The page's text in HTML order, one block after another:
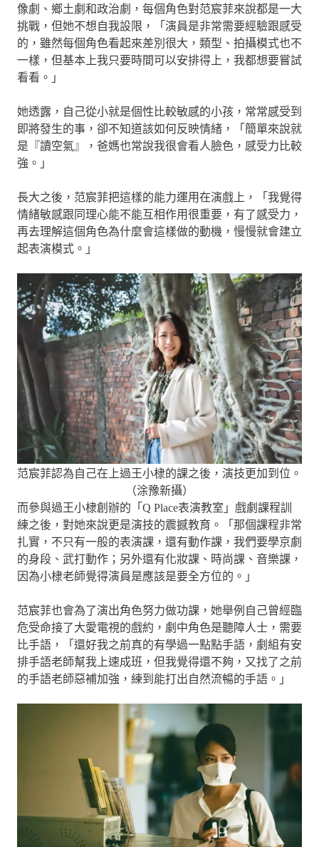
像劇、鄉土劇和政治劇，每個角色對范宸菲來說都是一大
挑戰，但她不想自我設限，「演員是非常需要經驗跟感受
的，雖然每個角色看起來差別很大，類型、拍攝模式也不
一樣，但基本上我只要時間可以安排得上，我都想要嘗試
看看。」
她透露，自己從小就是個性比較敏感的小孩，常常感受到
即將發生的事，卻不知道該如何反映情緒，「簡單來說就
是『讀空氣』，爸媽也常說我很會看人臉色，感受力比較
強。」
長大之後，范宸菲把這樣的能力運用在演戲上，「我覺得
情緒敏感跟同理心能不能互相作用很重要，有了感受力，
再去理解這個角色為什麼會這樣做的動機，慢慢就會建立
起表演模式。」
范宸菲認為自己在上過王小棣的課之後，演技更加到位。
（涂豫新攝）
而參與過王小棣創辦的「Q Place表演教室」戲劇課程訓
練之後，對她來說更是演技的震撼教育。「那個課程非常
扎實，不只有一般的表演課，還有動作課，我們要學京劇
的身段、武打動作；另外還有化妝課、時尚課、音樂課，
因為小棣老師覺得演員是應該是要全方位的。」
范宸菲也會為了演出角色努力做功課，她舉例自己曾經臨
危受命接了大愛電視的戲約，劇中角色是聽障人士，需要
比手語，「還好我之前真的有學過一點點手語，劇組有安
排手語老師幫我上速成班，但我覺得還不夠，又找了之前
的手語老師惡補加強，練到能打出自然流暢的手語。」